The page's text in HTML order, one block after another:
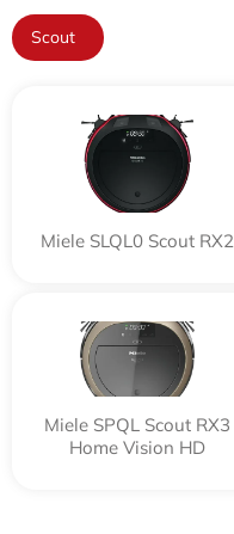
Scout
Miele SLQL0 Scout RX2
Miele SPQL Scout RX3
Home Vision HD